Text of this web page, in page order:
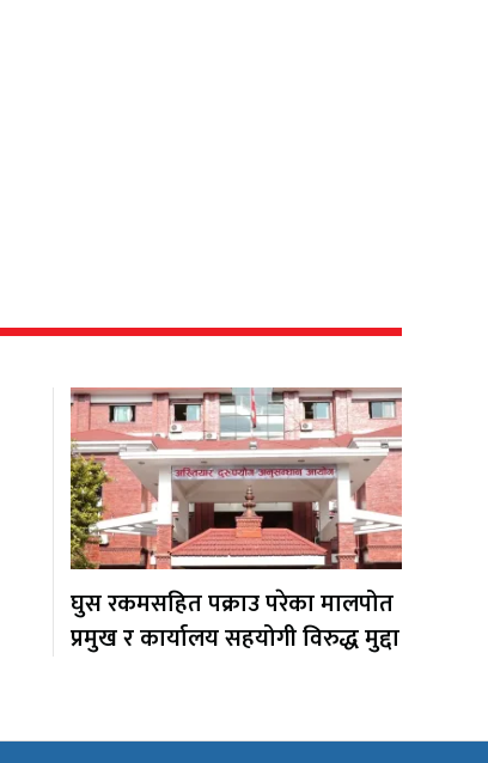
घुस रकमसहित पक्राउ परेका मालपोत
प्रमुख र कार्यालय सहयोगी विरुद्ध मुद्दा